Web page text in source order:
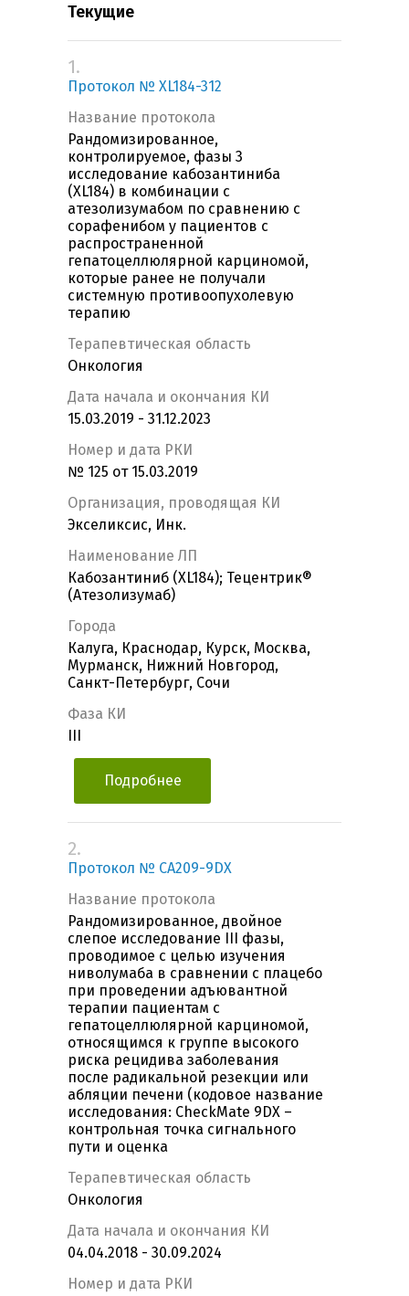
Текущие
1.
Протокол № XL184-312
Название протокола
Рандомизированное,
контролируемое, фазы 3
исследование кабозантиниба
(XL184) в комбинации c
атезолизумабом по сравнению с
сорафенибом у пациентов с
распространенной
гепатоцеллюлярной карциномой,
которые ранее не получали
системную противоопухолевую
терапию
Терапевтическая область
Онкология
Дата начала и окончания КИ
15.03.2019 - 31.12.2023
Номер и дата РКИ
№ 125 от 15.03.2019
Организация, проводящая КИ
Экселиксис, Инк.
Наименование ЛП
Кабозантиниб (XL184); Тецентрик®
(Атезолизумаб)
Города
Калуга, Краснодар, Курск, Москва,
Мурманск, Нижний Новгород,
Санкт-Петербург, Сочи
Фаза КИ
Подробнее
2.
Протокол № CA209-9DX
Название протокола
Рандомизированное, двойное
слепое исследование III фазы,
проводимое с целью изучения
ниволумаба в сравнении с плацебо
при проведении адъювантной
терапии пациентам с
гепатоцеллюлярной карциномой,
относящимся к группе высокого
риска рецидива заболевания
после радикальной резекции или
абляции печени (кодовое название
исследования: CheckMate 9DX –
контрольная точка сигнального
пути и оценка
Терапевтическая область
Онкология
Дата начала и окончания КИ
04.04.2018 - 30.09.2024
Номер и дата РКИ